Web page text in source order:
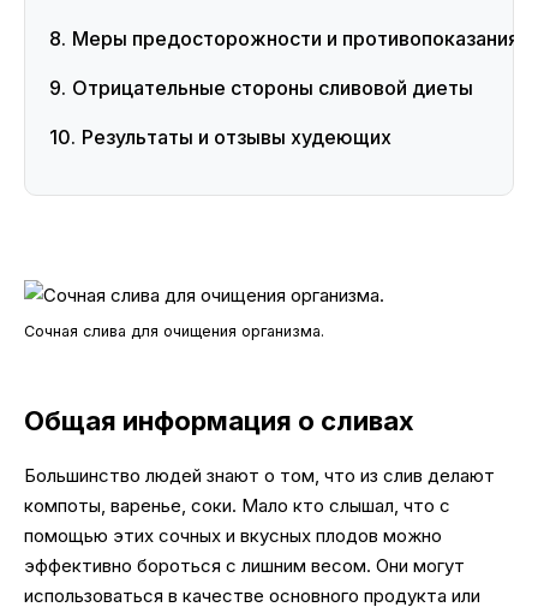
Меры предосторожности и противопоказания
Отрицательные стороны сливовой диеты
Результаты и отзывы худеющих
Сочная слива для очищения организма.
Общая информация о сливах
Большинство людей знают о том, что из слив делают
компоты, варенье, соки. Мало кто слышал, что с
помощью этих сочных и вкусных плодов можно
эффективно бороться с лишним весом. Они могут
использоваться в качестве основного продукта или